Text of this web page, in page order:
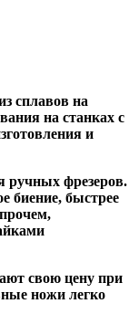
сплавов на
на станках с
и
ручных фрезеров.
биение, быстрее
свою цену при
ножи легко